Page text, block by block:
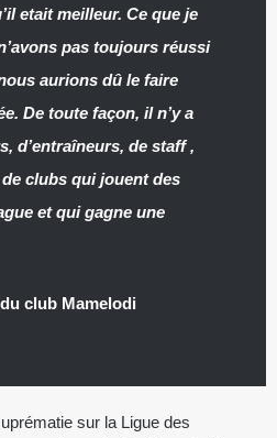
etait meilleur. Ce que je
pas toujours réussi
aurions dû le faire
De toute façon, il n’y a
d’entraîneurs, de staff ,
clubs qui jouent des
et qui gagne une
club Mamelodi
sur la Ligue des